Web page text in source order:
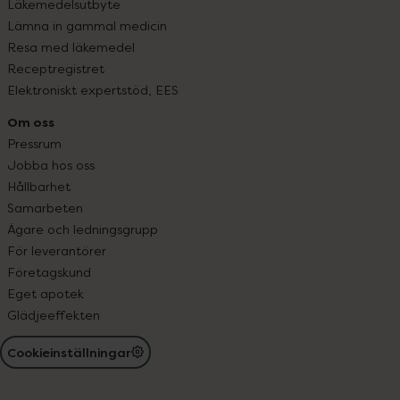
Läkemedelsutbyte
Lämna in gammal medicin
Resa med läkemedel
Receptregistret
Elektroniskt expertstöd, EES
Om oss
Pressrum
Jobba hos oss
Hållbarhet
Samarbeten
Ägare och ledningsgrupp
För leverantörer
Företagskund
Eget apotek
Glädjeeffekten
Cookieinställningar